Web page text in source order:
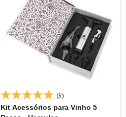
(5)
Kit Acessórios para Vinho 5